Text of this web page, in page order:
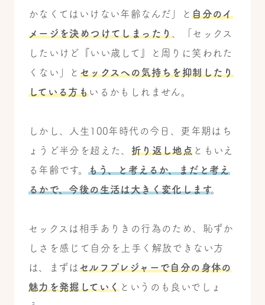
かなくてはいけない年齢なんだ」と自分のイ
メージを決めつけてしまったり 、「セックス
したいけど『いい歳して』と周りに笑われた
くない」と セックスへの気持ちを抑制したり
している方もいるかもしれません。
しかし、人生100年時代の今日、更年期はち
ょうど半分を超えた、 折り返し地点 ともいえ
る年齢です。もう、と考えるか、まだと考え
るかで、今後の生活は大きく変化します。
セックスは相手ありきの行為のため、恥ずか
しさを感じて自分を上手く解放できない方
は、まずはセルフプレジャーで自分の身体の
魅力を発掘していく というのも良いでしょ